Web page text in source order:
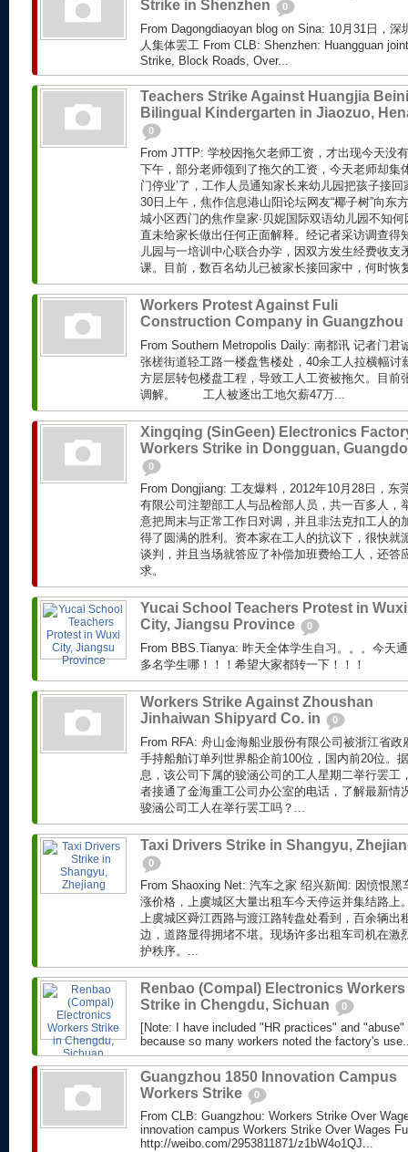
Strike in Shenzhen
0
From Dagongdiaoyan blog on Sina: 10月31日，
人集体罢工 From CLB: Shenzhen: Huangguan
Strike, Block Roads, Over...
Teachers Strike Against Huangjia Beini
Bilingual Kindergarten in Jiaozuo,
0
From JTTP: 学校因拖欠老师工资，才出现今天没
下午，部分老师领到了拖欠的工资，今天老师却集
门停业’了，工作人员通知家长来幼儿园把孩子接
30日上午，焦作信息港山阳论坛网友“椰子树”向东
城小区西门的焦作皇家·贝妮国际双语幼儿园不知何
直未给家长做出任何正面解释。经记者采访调查得
儿园与一培训中心联合办学，因双方发生经费收支
课。目前，数百名幼儿已被家长接回家中，何时恢
Workers Protest Against Fuli
Construction Company in Guangzhou
From Southern Metropolis Daily: 南都讯 记者门君
张槎街道轻工路一楼盘售楼处，40余工人拉横幅讨
方层层转包楼盘工程，导致工人工资被拖欠。目前
调解。 工人被逐出工地欠薪47万...
Xingqing (SinGeen) Electronics
Workers Strike in Dongguan,
0
From Dongjiang: 工友爆料，2012年10月28日，东
有限公司注塑部工人与品检部人员，共一百多人，
意把周末与正常工作日对调，并且非法克扣工人的
得了圆满的胜利。资本家在工人的抗议下，很快就
谈判，并且当场就答应了补偿加班费给工人，还答
求。
Yucai School Teachers Protest in Wuxi
City, Jiangsu Province
0
From BBS.Tianya: 昨天全体学生自习。。。今天
多名学生哪！！！希望大家都转一下！！！
Workers Strike Against Zhoushan
Jinhaiwan Shipyard Co. in
0
From RFA: 舟山金海船业股份有限公司被浙江省
手持船舶订单列世界船企前100位，国内前20位。
息，该公司下属的骏涵公司的工人星期二举行罢工
者接通了金海重工公司办公室的电话，了解最新情
骏涵公司工人在举行罢工吗？...
Taxi Drivers Strike in Shangyu,
0
From Shaoxing Net: 汽车之家 绍兴新闻: 因愤恨黑
涨价格，上虞城区大量出租车今天停运并集结路上
上虞城区舜江西路与渡江路转盘处看到，百余辆出
边，道路显得拥堵不堪。现场许多出租车司机在激
护秩序。...
Renbao (Compal) Electronics Workers
Strike in Chengdu, Sichuan
0
[Note: I have included "HR practices" and
because so many workers noted the factory's
Guangzhou 1850 Innovation Campus
Workers Strike
0
From CLB: Guangzhou: Workers Strike Over
innovation campus Workers Strike Over Wages
http://weibo.com/2953811871/z1bW4o1QJ...